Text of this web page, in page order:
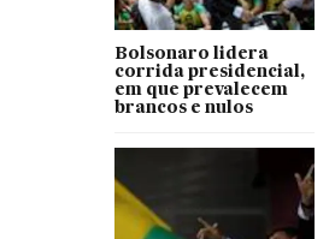
Bolsonaro lidera
corrida presidencial,
em que prevalecem
brancos e nulos